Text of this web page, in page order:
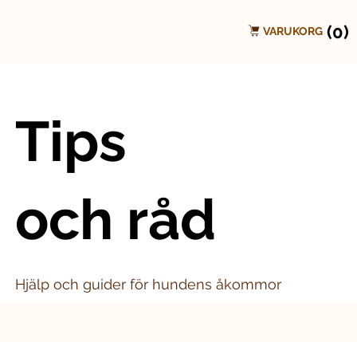
VARUKORG (0)
Tips
och råd
Hjälp och guider för hundens åkommor